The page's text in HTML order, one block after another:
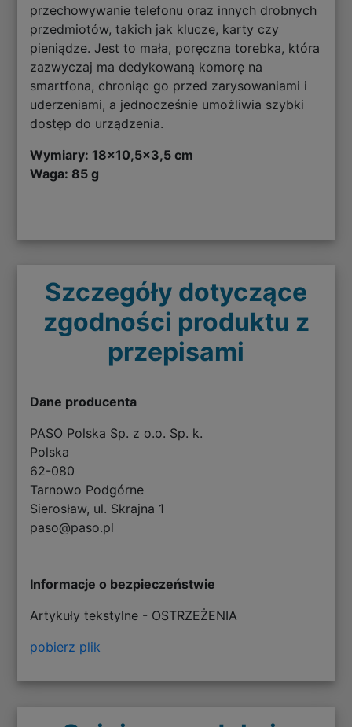
przechowywanie telefonu oraz innych drobnych
przedmiotów, takich jak klucze, karty czy
pieniądze. Jest to mała, poręczna torebka, która
zazwyczaj ma dedykowaną komorę na
smartfona, chroniąc go przed zarysowaniami i
uderzeniami, a jednocześnie umożliwia szybki
dostęp do urządzenia.
Wymiary: 18x10,5x3,5 cm
Waga: 85 g
Szczegóły dotyczące
zgodności produktu z
przepisami
Dane producenta
PASO Polska Sp. z o.o. Sp. k.
Polska
62-080
Tarnowo Podgórne
Sierosław, ul. Skrajna 1
paso@paso.pl
Informacje o bezpieczeństwie
Artykuły tekstylne - OSTRZEŻENIA
pobierz plik